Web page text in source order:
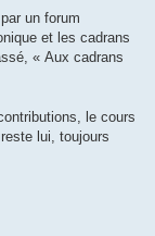
un forum
et les cadrans
« Aux cadrans
le cours
lui, toujours